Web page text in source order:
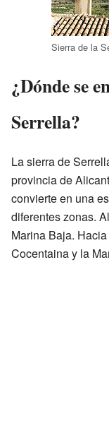
Sierra de la
¿Dónde se
Serrella?
La sierra de
provincia de
convierte en una
diferentes zonas.
Marina Baja.
Cocentaina y la